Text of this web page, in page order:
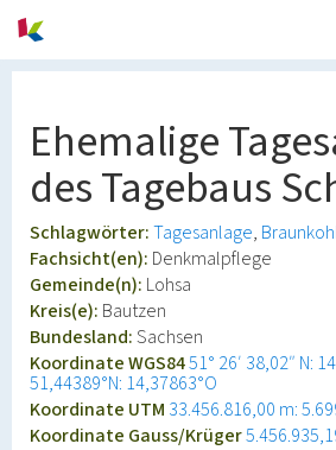
Ehemalige
des Tagebaus
Schlagwörter:Tagesanlage
Fachsicht(en): Denkmalpflege
Gemeinde(n): Lohsa
Kreis(e): Bautzen
Bundesland:Sachsen
Koordinate WGS8451° 26′ 38,02″ N:
51,44389°N: 14,37863°O
Koordinate UTM 33.456.816,00 m:
Koordinate Gauss/Krüger